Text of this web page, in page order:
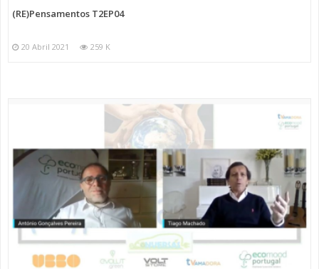
(RE)Pensamentos T2EP04
20 Abril 2021 259 K